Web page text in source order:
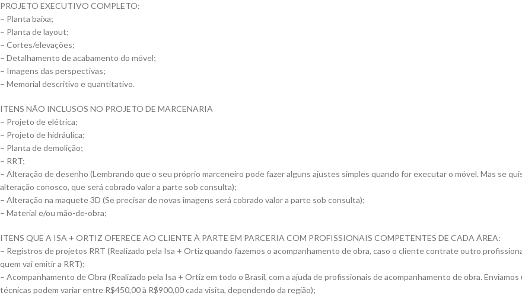
PROJETO EXECUTIVO COMPLETO:
– Planta baixa;
– Planta de layout;
– Cortes/elevações;
– Detalhamento de acabamento do móvel;
– Imagens das perspectivas;
– Memorial descritivo e quantitativo.
ITENS NÃO INCLUSOS NO PROJETO DE MARCENARIA
– Projeto de elétrica;
– Projeto de hidráulica;
– Planta de demolição;
– RRT;
– Alteração de desenho (Lembrando que o seu próprio marceneiro pode fazer alguns ajustes simples quando for executar o móvel. Mas se
alteração conosco, que será cobrado valor a parte sob consulta);
– Alteração na maquete 3D (Se precisar de novas imagens será cobrado valor a parte sob consulta);
– Material e/ou mão-de-obra;
ITENS QUE A ISA + ORTIZ OFERECE AO CLIENTE À PARTE EM PARCERIA COM PROFISSIONAIS COMPETENTES DE CADA ÁREA:
– Registros de projetos RRT (Realizado pela Isa + Ortiz quando fazemos o acompanhamento de obra, caso o cliente contrate outro
quem vai emitir a RRT);
– Acompanhamento de Obra (Realizado pela Isa + Ortiz em todo o Brasil, com a ajuda de profissionais de acompanhamento de obra.
técnicas podem variar entre R$450,00 à R$900,00 cada visita, dependendo da região);